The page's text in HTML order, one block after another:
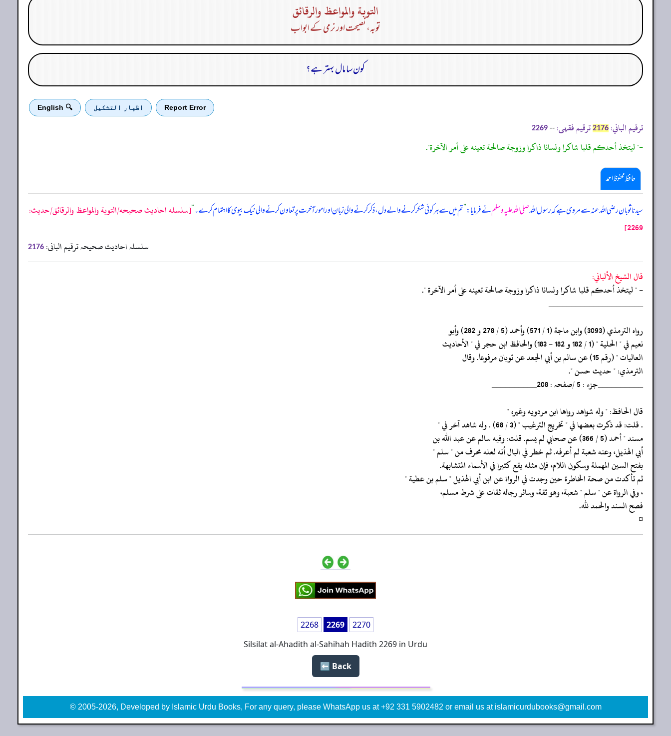
التوبة والمواعظ والرقائق
توبہ، نصیحت اور نرمی کے ابواب
کون سا مال بہتر ہے؟
Report Error اظهار التشكيل 🔍 English
ترقیم الباني: 2176 ترقیم فقہی: --
2269
-" ليتخذ أحدكم قلبا شاكرا ولسانا ذاكرا وزوجة صالحة تعينه على أمر الآخرة".
حافظ محفوظ احمد
سیدنا ثوبان رضی اللہ عنہ سے مروی ہے کہ رسول اللہصلی اللہ علیہ وسلمنے فرمایا:”تم میں سے ہر کوئی شکر کرنے والے دل، ذکر کرنے والی زبان اور امور آخرت پر تعاون کرنے والی نیک بیوی کا اہتمام کرے۔“[سلسله احاديث صحيحه/التوبة والمواعظ والرقائق/حدیث:
2269]
سلسلہ احادیث صحیحہ ترقیم البانی: 2176
قال الشيخ الألباني:
- " ليتخذ أحدكم قلبا شاكرا ولسانا ذاكرا وزوجة صالحة تعينه على أمر الآخرة ".
‏‏‏‏_____________________
‏‏‏‏رواه الترمذي (3093) وابن ماجة (1 / 571) وأحمد (5 / 278 و 282) وأبو
‏‏‏‏نعيم في " الحلية " (1 / 182 و 182 - 183) والحافظ ابن حجر في " الأحاديث
‏‏‏‏العاليات " (رقم 15) عن سالم بن أبي الجعد عن ثوبان مرفوعا. وقال
‏‏‏‏الترمذي: " حديث حسن ".
‏‏‏‏__________جزء : 5 /صفحہ : 208__________
‏‏‏‏قال الحافظ: " وله شواهد رواها ابن مردويه وغيره "
‏‏‏‏. قلت: قد ذكرت بعضها في " تخريج الترغيب " (3 / 68) . وله شاهد آخر في "
‏‏‏‏مسند " أحمد (5 / 366) عن صحابي لم يسم. قلت: وفيه سالم عن عبد الله بن
‏‏‏‏أبي الهذيل، وعنه شعبة لم أعرفه. ثم خطر في البال أنه لعله محرف من " سلم "
‏‏‏‏بفتح السين المهملة وسكون اللام، فإن مثله يقع كثيرا في الأسماء المتشابهة.
‏‏‏‏ثم تأكدت من صحة الخاطرة حين وجدت في الرواة عن ابن أبي الهذيل " سلم بن عطية "
‏‏‏‏، وفي الرواة عن " سلم " شعبة، وهو ثقة، وسائر رجاله ثقات على شرط مسلم،
‏‏‏‏فصح السند والحمد لله.
‏‏‏‏¤
2268 2269
2270
Silsilat al-Ahadith al-Sahihah Hadith 2269 in Urdu
Back ⬅️
© 2005-2026, Developed by Islamic Urdu Books, For any query, please WhatsApp us at +92 331 5902482 or email us at islamicurdubooks@gmail.com